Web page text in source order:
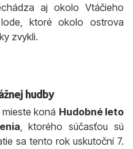
aj okolo Vtáčieho
ktoré okolo ostrova
zvykli.
hudby
koná Hudobné leto
, ktorého súčasťou sú
sa tento rok uskutoční 7.